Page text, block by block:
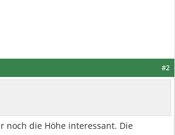
#2
noch die Höhe interessant. Die